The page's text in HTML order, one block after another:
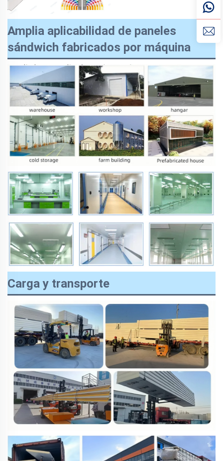
Amplia aplicabilidad de paneles
sándwich fabricados por máquina
Carga y transporte